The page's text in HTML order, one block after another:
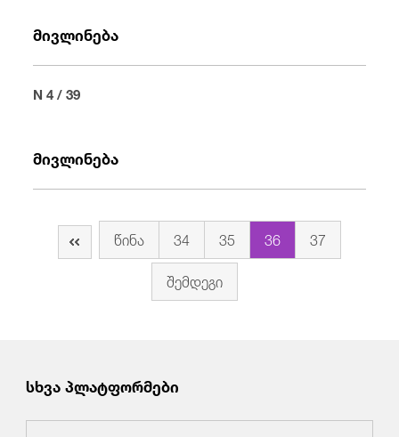
მივლინება
N 4 / 39
მივლინება
წინა 34 35 36
37
შემდეგი
სხვა პლატფორმები